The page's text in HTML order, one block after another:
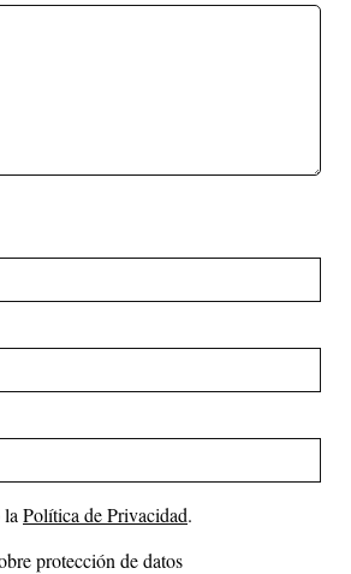
Política de Privacidad.
protección de datos